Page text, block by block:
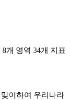
개 영역 34개 지표
이하여 우리나라